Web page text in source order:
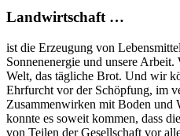
Landwirtschaft …
ist die Erzeugung von
Sonnenenergie und unsere
Welt, das tägliche Brot. Und wir
Ehrfurcht vor der Schöpfung, im
Zusammenwirken mit Boden und
konnte es soweit kommen, dass
von Teilen der Gesellschaft vor